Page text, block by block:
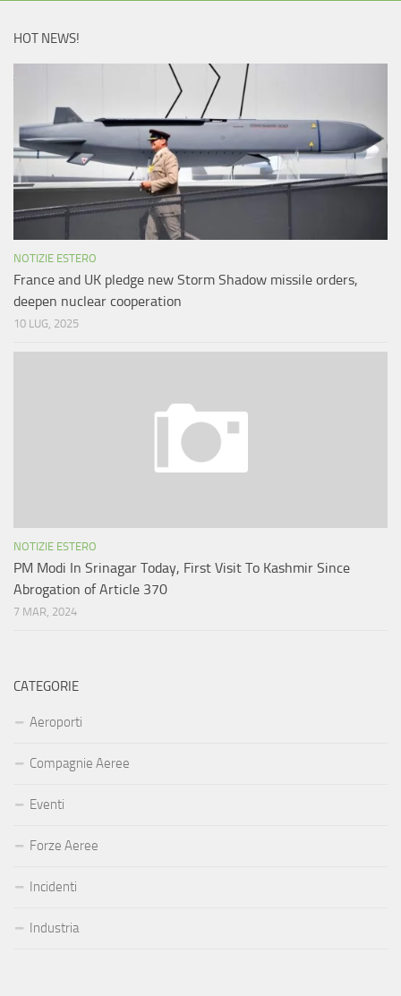
HOT NEWS!
NOTIZIE ESTERO
France and UK pledge new Storm Shadow missile orders,
deepen nuclear cooperation
10 LUG, 2025
NOTIZIE ESTERO
PM Modi In Srinagar Today, First Visit To Kashmir Since
Abrogation of Article 370
7 MAR, 2024
CATEGORIE
Aeroporti
Compagnie Aeree
Eventi
Forze Aeree
Incidenti
Industria